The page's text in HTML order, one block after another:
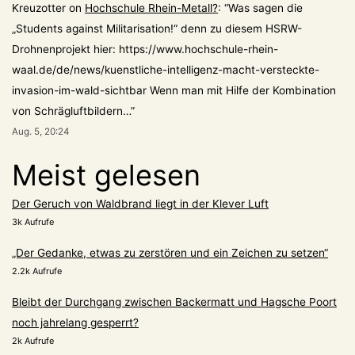
Kreuzotter on Hochschule Rhein-Metall?: “Was sagen die
„Students against Militarisation!“ denn zu diesem HSRW-
Drohnenprojekt hier: https://www.hochschule-rhein-
waal.de/de/news/kuenstliche-intelligenz-macht-versteckte-
invasion-im-wald-sichtbar Wenn man mit Hilfe der Kombination
von Schrägluftbildern…”
Aug. 5, 20:24
Meist gelesen
Der Geruch von Waldbrand liegt in der Klever Luft
3k Aufrufe
„Der Gedanke, etwas zu zerstören und ein Zeichen zu setzen“
2.2k Aufrufe
Bleibt der Durchgang zwischen Backermatt und Hagsche Poort
noch jahrelang gesperrt?
2k Aufrufe